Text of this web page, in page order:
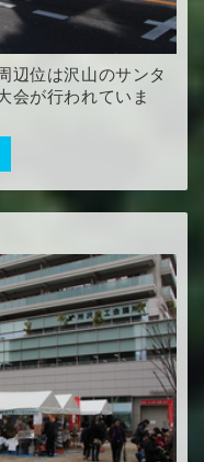
辺位は沢山のサンタ
会が行われていま